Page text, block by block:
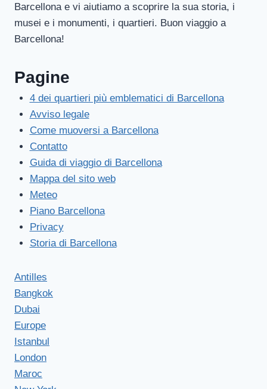
Barcellona e vi aiutiamo a scoprire la sua storia, i
musei e i monumenti, i quartieri. Buon viaggio a
Barcellona!
Pagine
4 dei quartieri più emblematici di Barcellona
Avviso legale
Come muoversi a Barcellona
Contatto
Guida di viaggio di Barcellona
Mappa del sito web
Meteo
Piano Barcellona
Privacy
Storia di Barcellona
Antilles
Bangkok
Dubai
Europe
Istanbul
London
Maroc